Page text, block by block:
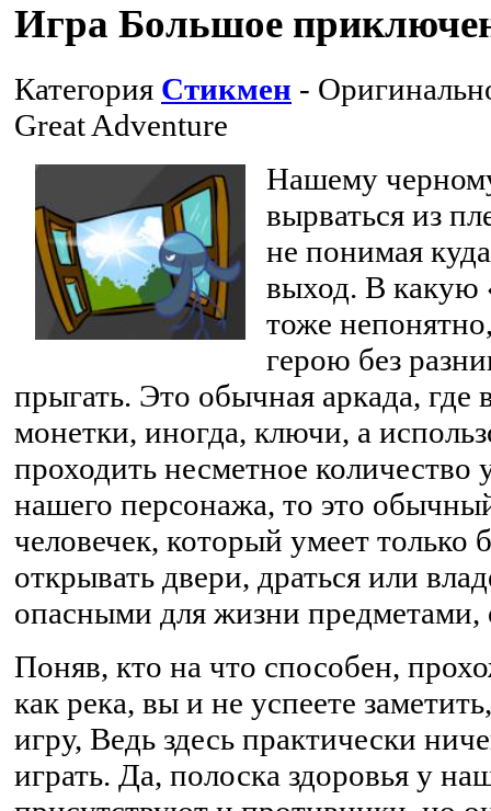
Игра Большое
Категория Стикмен -
Great Adventure
Нашему
вырваться из
не понимая
выход. В какую
тоже
герою без
прыгать. Это обычная аркада, где
монетки, иногда, ключи, а
проходить несметное количество
нашего персонажа, то это
человечек, который умеет только
открывать двери, драться или
опасными для жизни предметами,
Поняв, кто на что способен,
как река, вы и не успеете
игру, Ведь здесь практически
играть. Да, полоска здоровья у